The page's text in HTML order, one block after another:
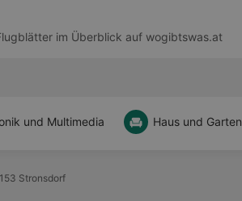
im Überblick auf wogibtswas.at
und Multimedia Haus und Garten
Stronsdorf